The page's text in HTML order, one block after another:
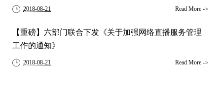
2018-08-21 Read More ->
【重磅】六部门联合下发《关于加强网络直播服务管理
工作的通知》
2018-08-21 Read More ->